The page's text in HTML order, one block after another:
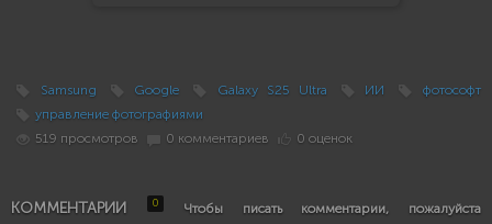
Samsung Google Galaxy S25 Ultra ИИ
фотософт
управление фотографиями
519 просмотров
0 комментариев 0 оценок
КОММЕНТАРИИ 0
Чтобы писать комментарии, пожалуйста